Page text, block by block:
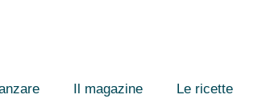
Il magazine Le ricette